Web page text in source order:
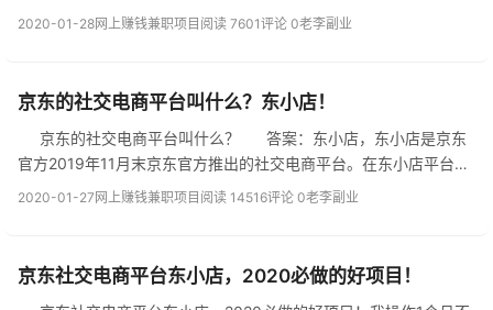
2020-01-28网上赚钱兼职项目 阅读 7601评论 0老李副业
京东的社交电商平台叫什么？东小店！
京东的社交电商平台叫什么？ 答案：东小店，东小店是京东
官方2019年11月末京东官方推出的社交电商平台。在东小店平台可
以注册成为店长，并推广商品赚取佣金。东小店是一个微信小程
2020-01-27 网上赚钱兼职项目 阅读 14516评论 0老李副业
京东社交电商平台东小店，2020必做的好项目！